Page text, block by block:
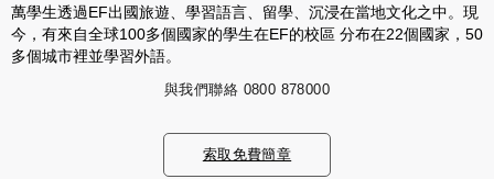
萬學生透過EF出國旅遊、學習語言、留學、沉浸在當地文化之中。現
今，有來自全球100多個國家的學生在EF的校區 分布在22個國家，50
多個城市裡並學習外語。
與我們聯絡 0800 878000
索取免費簡章